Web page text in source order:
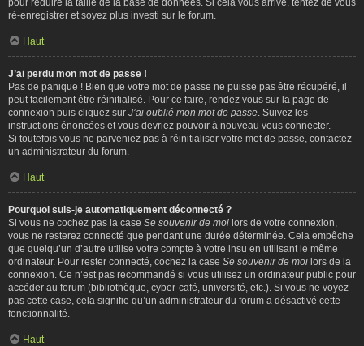
ré-enregistrer et soyez plus investi sur le forum.
Haut
J’ai perdu mon mot de passe !
Pas de panique ! Bien que votre mot de passe ne puisse pas être récupéré, il
peut facilement être réinitialisé. Pour ce faire, rendez vous sur la page de
connexion puis cliquez sur J’ai oublié mon mot de passe . Suivez les
instructions énoncées et vous devriez pouvoir à nouveau vous connecter.
Si toutefois vous ne parveniez pas à réinitialiser votre mot de passe, contactez
un administrateur du forum.
Haut
Pourquoi suis-je automatiquement déconnecté ?
Si vous ne cochez pas la case Se souvenir de moi lors de votre connexion,
vous ne resterez connecté que pendant une durée déterminée. Cela empêche
que quelqu’un d’autre utilise votre compte à votre insu en utilisant le même
ordinateur. Pour rester connecté, cochez la case Se souvenir de moi lors de la
connexion. Ce n’est pas recommandé si vous utilisez un ordinateur public pour
accéder au forum (bibliothèque, cyber-café, université, etc.). Si vous ne voyez
pas cette case, cela signifie qu’un administrateur du forum a désactivé cette
fonctionnalité.
Haut